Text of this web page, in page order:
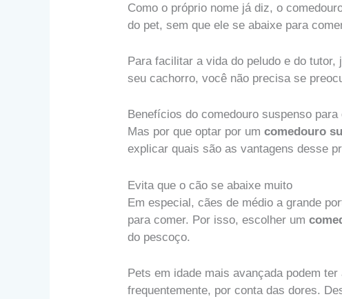
Como o próprio nome já diz, o
do pet, sem que ele se abaixe para
Para facilitar a vida do peludo e do
seu cachorro, você não precisa se
Benefícios do comedouro suspenso para
Mas por que optar por umcomedouro
explicar quais são as vantagens desse
Evita que o cão se abaixe muito
Em especial, cães de médio a grande
para comer. Por isso, escolher um
do pescoço.
Pets em idade mais avançada podem
frequentemente, por conta das dores.